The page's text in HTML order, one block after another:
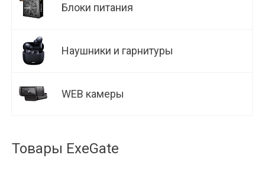
Блоки питания
Наушники и гарнитуры
WEB камеры
Товары ExeGate